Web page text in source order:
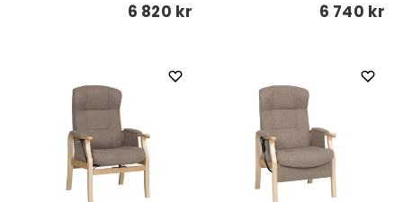
6 820 kr 6 740 kr